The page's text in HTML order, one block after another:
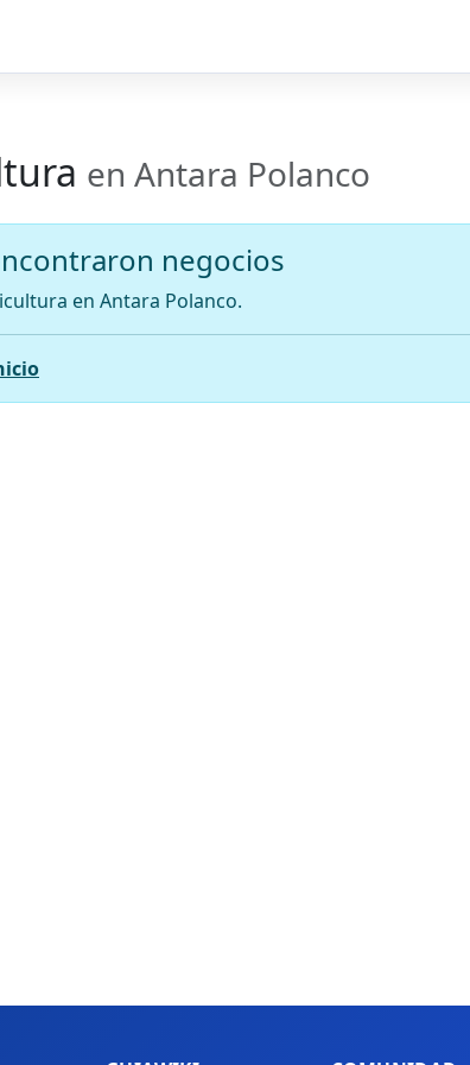
en Antara Polanco
negocios
en Antara Polanco.